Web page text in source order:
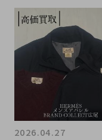
い！
2026.04.27